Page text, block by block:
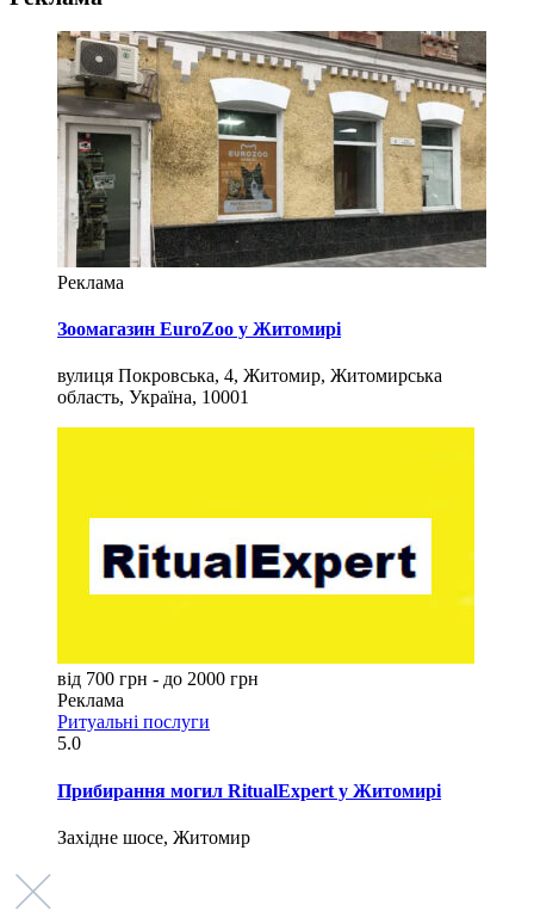
Реклама
Зоомагазин EuroZoo у Житомирі
вулиця Покровська, 4, Житомир, Житомирська
область, Україна, 10001
від 700 грн - до 2000 грн
Реклама
Ритуальні послуги
5.0
Прибирання могил RitualExpert у Житомирі
Західне шосе, Житомир